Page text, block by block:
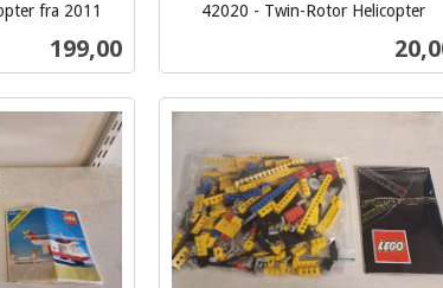
fra 2011
Pris
199,00
42020 - Twin-Rotor Helicopter
Pris